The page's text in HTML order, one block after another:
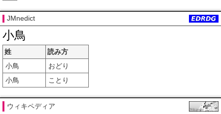
JMnedict
小鳥
姓
読み方
小鳥
おどり
小鳥
ことり
ウィキペディア